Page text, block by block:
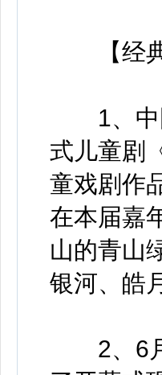
【经典
1、中国
式儿童剧
童戏剧作
在本届嘉
山的青山
银河、皓
2、6月